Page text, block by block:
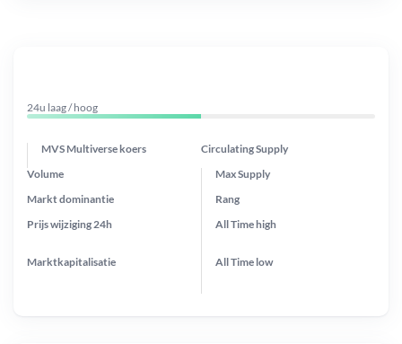
24u laag / hoog
MVS Multiverse koers Circulating Supply
Prijs wijziging 24h
Max Supply
Markt dominantie
Marktkapitalisatie
Volume
Rang
All Timehigh
All Time low